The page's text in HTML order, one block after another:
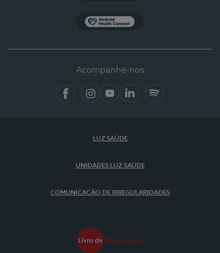
Acompanhe-nos
LUZ SAÚDE
UNIDADES LUZ SAÚDE
COMUNICAÇÃO DE IRREGULARIDADES